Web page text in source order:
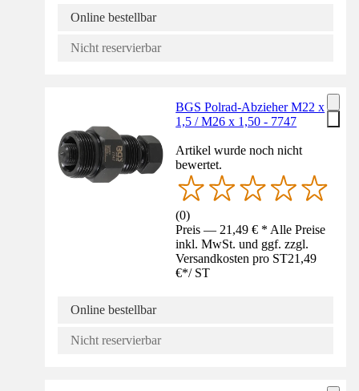
Online bestellbar
Nicht reservierbar
BGS Polrad-Abzieher M22 x
1,5 / M26 x 1,50 - 7747
Artikel wurde noch nicht
bewertet.
(0)
Preis — 21,49 € * Alle Preise
inkl. MwSt. und ggf. zzgl.
Versandkosten pro ST21,49
€*/ ST
Online bestellbar
Nicht reservierbar